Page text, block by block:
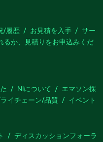
/履歴 お見積を入手
サー
るか、見積りをお申込みくだ
NIについて
エマソン採
イチェーン/品質 イベント
ディスカッションフォーラ